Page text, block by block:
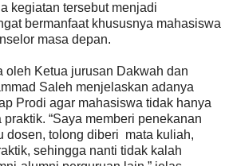
kegiatan tersebut menjadi
bermanfaat khususnya mahasiswa
masa depan.
oleh Ketua jurusan Dakwah dan
Saleh menjelaskan adanya
Prodi agar mahasiswa tidak hanya
“Saya memberi penekanan
dosen, tolong diberi mata kuliah,
sehingga nanti tidak kalah